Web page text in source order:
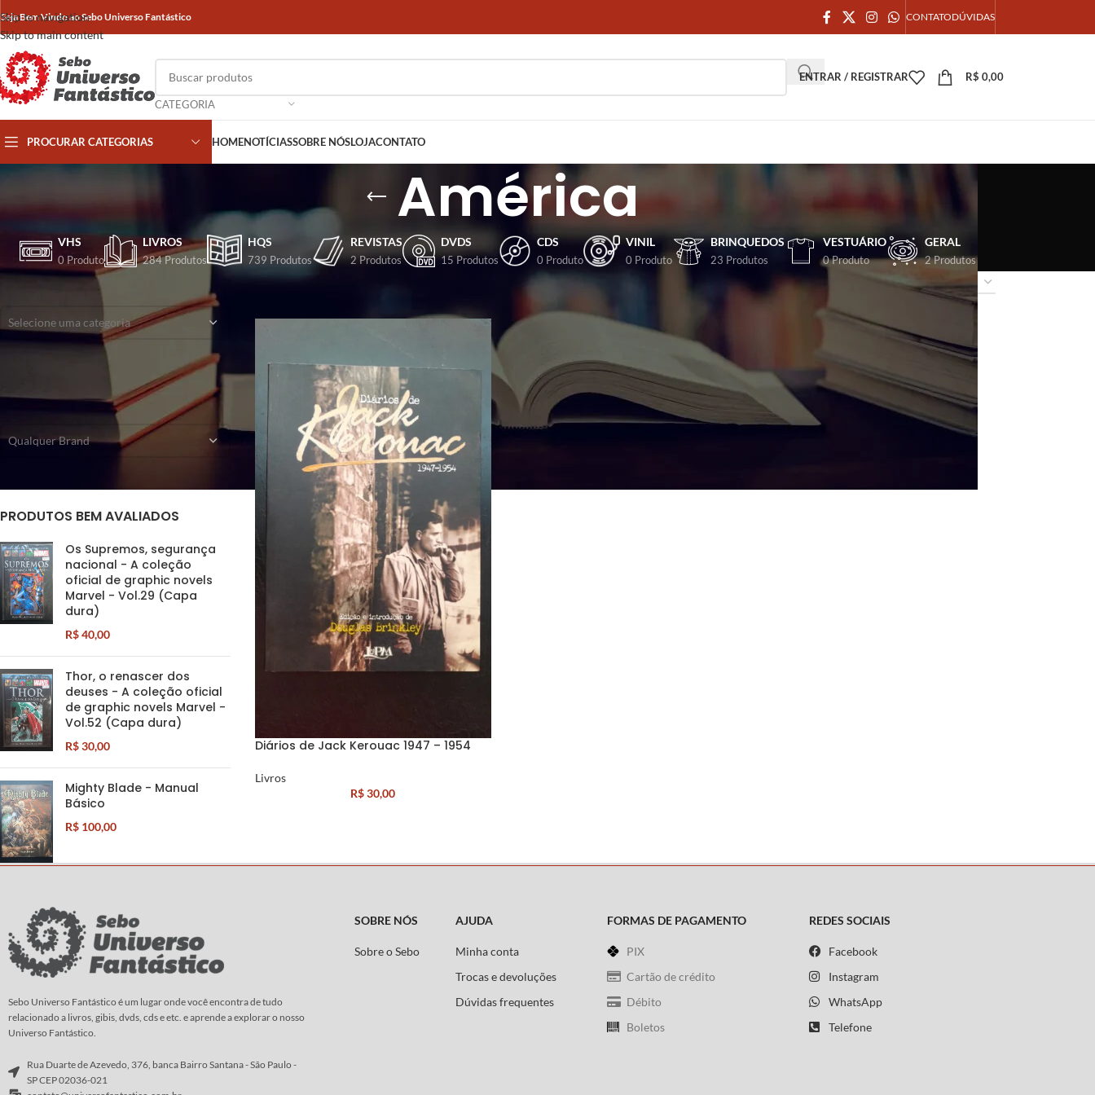
Skip to navigation
Skip to main content
Seja Bem Vindo ao Sebo Universo Fantástico CONTATODÚVIDAS
CATEGORIA
ENTRAR / REGISTRAR R$ 0,00
PROCURAR CATEGORIAS HOMENOTÍCIASSOBRE NÓSLOJACONTATO
América
VHS
0 Produto
LIVROS
284 Produtos
HQS
739 Produtos
REVISTAS
2 Produtos
DVDS
15 Produtos
CDS
0 Produto
VINIL
0 Produto
BRINQUEDOS
23 Produtos
VESTUÁRIO
0 Produto
GERAL
2 Produtos
CATEGORIAS
Selecione uma categoria
FILTRAR POR EDITORA
Qualquer Brand
PRODUTOS BEM AVALIADOS
Os Supremos, segurança
nacional - A coleção
oficial de graphic novels
Marvel - Vol.29 (Capa
dura)
R$40,00
Thor, o renascer dos
deuses - A coleção oficial
de graphic novels Marvel -
Vol.52 (Capa dura)
R$30,00
Mighty Blade - Manual
Básico
R$ 100,00
Início/Produtos marcados com a tag “América” 18 24
Diários de Jack Kerouac 1947 – 1954
Livros
R$30,00
Sebo Universo Fantástico é um lugar onde você encontra de tudo
relacionado a livros, gibis, dvds, cds e etc. e aprende a explorar o nosso
Universo Fantástico.
Rua Duarte de Azevedo, 376, banca Bairro Santana - São Paulo -
SP CEP 02036-021
SOBRE NÓS
Sobre o Sebo
AJUDA
Minha conta
Trocas e devoluções
Dúvidas frequentes
FORMAS DE PAGAMENTO
PIX
Cartão de crédito
Débito
Boletos
REDES SOCIAIS
Facebook
Instagram
WhatsApp
Telefone